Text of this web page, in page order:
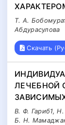
Т. А.
Абдурасулова
Скачать
ЛЕЧЕБНОЙ
В. Ф. Гариб1,
Б. Н.